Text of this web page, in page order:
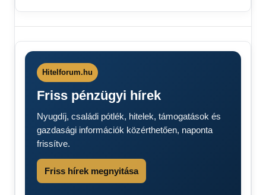
2025
Figyelmeztetést
adott ki az OTP
Hitelforum.hu
Friss pénzügyi hírek
Nyugdíj, családi pótlék, hitelek, támogatások és
gazdasági információk közérthetően, naponta
frissítve.
Friss hírek megnyitása